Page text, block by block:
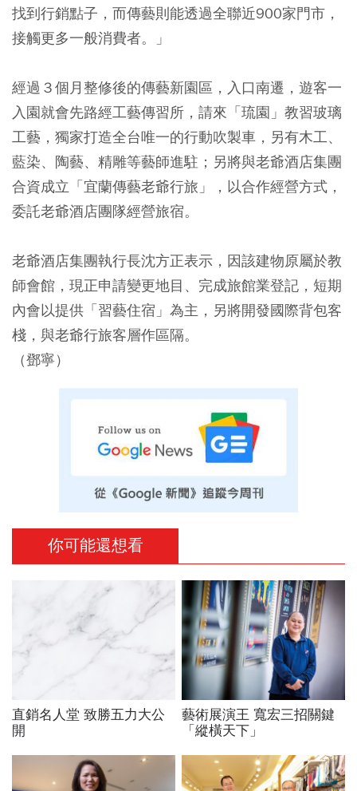
找到行銷點子，而傳藝則能透過全聯近900家門市，
接觸更多一般消費者。」
經過３個月整修後的傳藝新園區，入口南遷，遊客一
入園就會先路經工藝傳習所，請來「琉園」教習玻璃
工藝，獨家打造全台唯一的行動吹製車，另有木工、
藍染、陶藝、精雕等藝師進駐；另將與老爺酒店集團
合資成立「宜蘭傳藝老爺行旅」，以合作經營方式，
委託老爺酒店團隊經營旅宿。
老爺酒店集團執行長沈方正表示，因該建物原屬於教
師會館，現正申請變更地目、完成旅館業登記，短期
內會以提供「習藝住宿」為主，另將開發國際背包客
棧，與老爺行旅客層作區隔。
（鄧寧）
你可能還想看
直銷名人堂 致勝五力大公
開
藝術展演王 寬宏三招關鍵
「縱橫天下」